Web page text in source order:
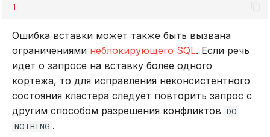
1
Ошибка вставки может также быть вызвана
ограничениями неблокирующего SQL. Если речь
идет о запросе на вставку более одного
кортежа, то для исправления неконсистентного
состояния кластера следует повторить запрос с
другим способом разрешения конфликтов DO
NOTHING .